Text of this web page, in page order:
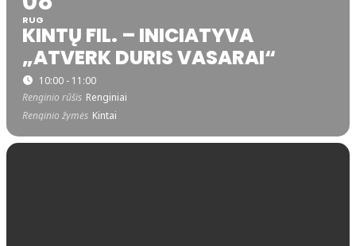
RUG
KINTŲ FIL. – INICIATYVA
„ATVERK DURIS VASARAI“
10:00 - 11:00
Renginio rūšis Renginiai
Renginio žymės Kintai